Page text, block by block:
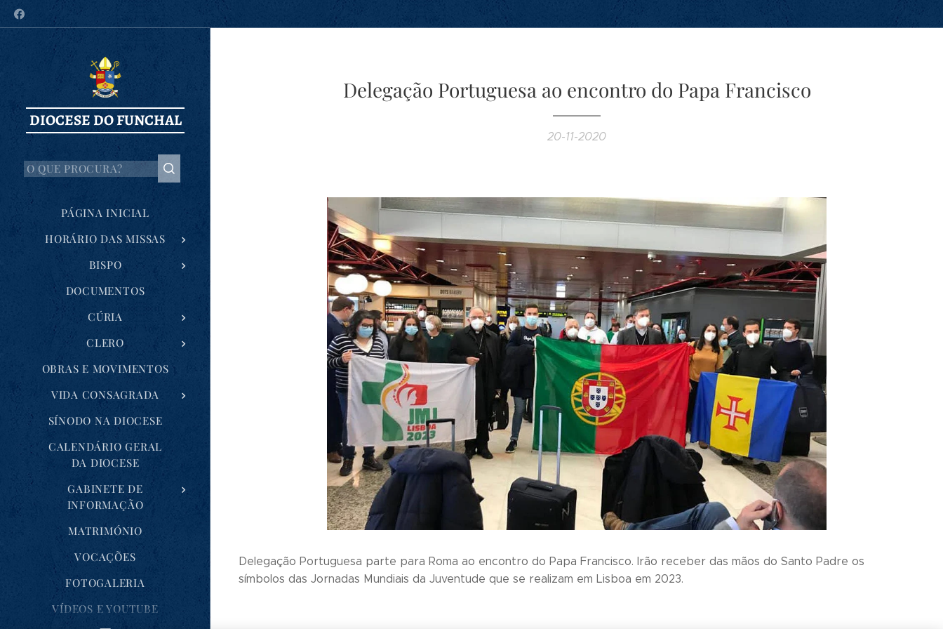
DIOCESE DO FUNCHAL
PÁGINA INICIAL
HORÁRIO DAS MISSAS
BISPO
DOCUMENTOS
CÚRIA
CLERO
OBRAS E MOVIMENTOS
VIDA CONSAGRADA
SÍNODO NA DIOCESE
CALENDÁRIO GERAL
DA DIOCESE
GABINETE DE
INFORMAÇÃO
MATRIMÓNIO
VOCAÇÕES
FOTOGALERIA
VÍDEOS E YOUTUBE
Delegação Portuguesa ao encontro do Papa Francisco
20-11-2020
Delegação Portuguesa parte para Roma ao encontro do Papa Francisco. Irão receber das mãos do Santo Padre os
símbolos das Jornadas Mundiais da Juventude que se realizam em Lisboa em 2023.